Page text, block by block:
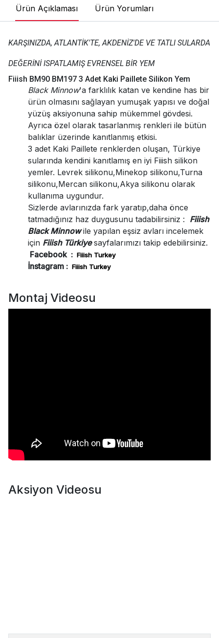
Ürün Açıklaması Ürün Yorumları
KARŞINIZDA, ATLANTİK'TE, AKDENİZ'DE VE TATLI SULARDA
DEĞERİNİ ISPATLAMIŞ EVRENSEL BİR YEM
Fiiish BM90 BM197 3 Adet Kaki Paillete Silikon Yem
Black Minnow'a farklılık katan ve kendine has bir
ürün olmasını sağlayan yumuşak yapısı ve doğal
yüzüş aksiyonuna sahip mükemmel gövdesi.
Ayrıca özel olarak tasarlanmış renkleri ile bütün
balıklar üzerinde kanıtlanmış etkisi.
3 adet Kaki Paillete renklerden oluşan, Türkiye
sularında kendini kanıtlamış en iyi Fiiish silikon
yemler. Levrek silikonu,Minekop silikonu,Turna
silikonu,Mercan silikonu,Akya silikonu olarak
kullanıma uygundur.
Sizlerde avlarınızda fark yaratıp,daha önce
tatmadığınız haz duygusunu tadabilirsiniz : Fiiish
Black Minnowile yapılan eşsiz avları incelemek
için Fiiish Türkiyesayfalarımızı takip edebilirsiniz.
Facebook : Fiiish Turkey
İnstagram : Fiiish Turkey
Montaj Videosu
Aksiyon Videosu